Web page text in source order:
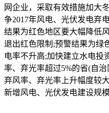
网企业，采取有效措施加大
争2017年风电、光伏发电弃
结果为红色地区要大幅降低
退出红色限制;预警结果为绿
电率不升高;加快建立水电投
率、弃光率超过5%的省(自
弃风率、弃光率上升幅度较
新增风电、光伏发电建设规